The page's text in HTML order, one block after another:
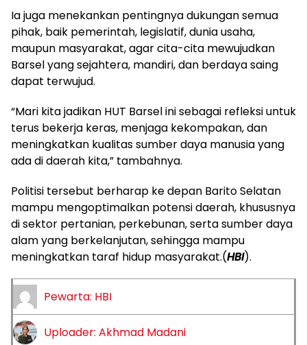
Ia juga menekankan pentingnya dukungan semua
pihak, baik pemerintah, legislatif, dunia usaha,
maupun masyarakat, agar cita-cita mewujudkan
Barsel yang sejahtera, mandiri, dan berdaya saing
dapat terwujud.
“Mari kita jadikan HUT Barsel ini sebagai refleksi untuk
terus bekerja keras, menjaga kekompakan, dan
meningkatkan kualitas sumber daya manusia yang
ada di daerah kita,” tambahnya.
Politisi tersebut berharap ke depan Barito Selatan
mampu mengoptimalkan potensi daerah, khususnya
di sektor pertanian, perkebunan, serta sumber daya
alam yang berkelanjutan, sehingga mampu
meningkatkan taraf hidup masyarakat.(HBI).
Pewarta: HBI
Uploader: Akhmad Madani